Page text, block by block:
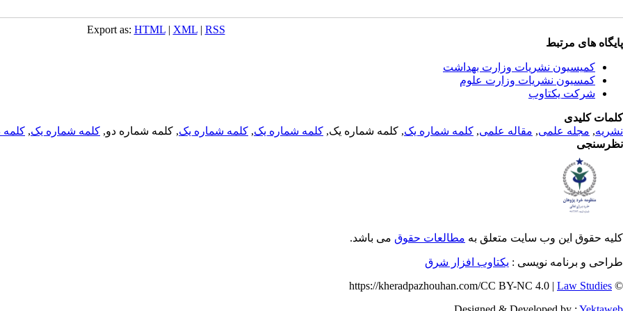
Export as: HTML| XML| RSS
پایگاه های مرتبط
کمیسیون نشریات وزارت بهداشت
کمسیون نشریات وزارت علوم
شرکت یکتاوب
کلمات کلیدی
نشریه, مجله علمی, مقاله علمی, کلمه شماره یک, کلمه شماره یک, کلمه شماره یک, کلمه شماره یک, کلمه شماره دو, کلمه شماره یک, کلمه
نظرسنجی
کلیه حقوق این وب سایت متعلق به مطالعات حقوق می باشد.
طراحی و برنامه نویسی : یکتاوب افزار شرق
© https://kheradpazhouhan.com/CC BY-NC 4.0 |
Law Studies